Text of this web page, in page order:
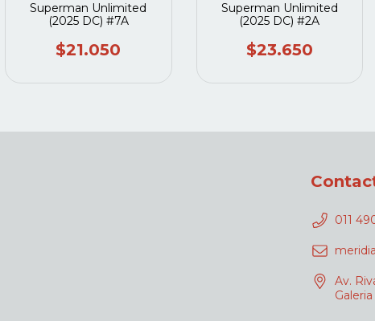
Superman Unlimited
(2025 DC) #7A
$21.050
Superman Unlimited
(2025 DC) #2A
$23.650
011
Av.